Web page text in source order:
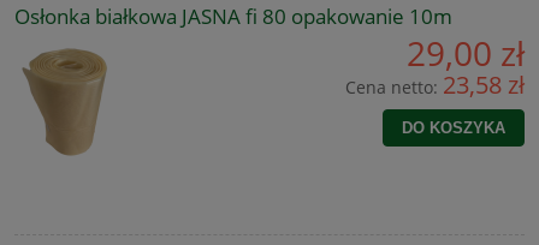
Osłonka białkowa JASNA fi 80 opakowanie 10m
29,00 zł
Cena netto: 23,58 zł
DO KOSZYKA